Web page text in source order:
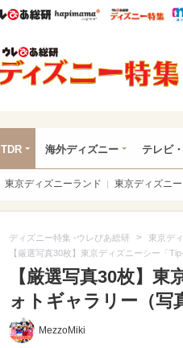
ウレぴあ総研ハピママ*
TDR 海外ディズニー テレビ
東京ディズニーランド 東京ディズニ
ディズニー特集 -ウレぴあ総研 > 東京デ
【厳選写真30枚】東京ディズニーシー「
【厳選写真30枚】
ォトギャラリー（写
MezzoMiki